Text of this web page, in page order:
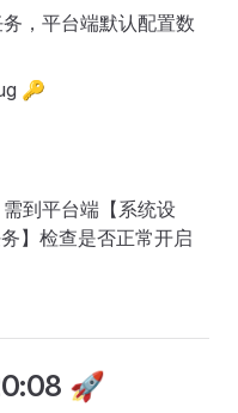
，平台端默认配置数
🔑
到平台端【系统设
】检查是否正常开启
🚀